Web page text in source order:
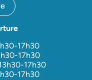
17h30
17h30
17h30
17h30